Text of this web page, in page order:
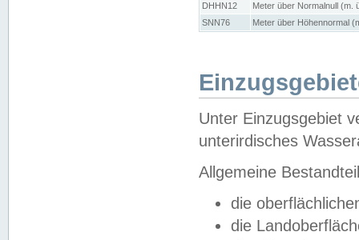
DHHN12
Meter über Normalnull (m.
SNN76
Meter über Höhennormal
Unter Einzugsgebiet
unterirdisches
Allgemeine
die
die